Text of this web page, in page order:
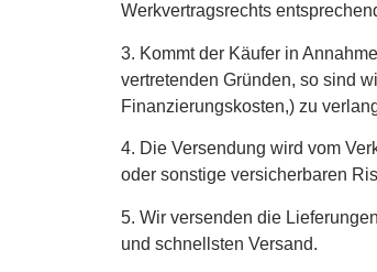
Werkvertragsrechts
3. Kommt der Käufer in
vertretenden Gründen, so sind
Finanzierungskosten,) zu
4. Die Versendung wird vom
oder sonstige versicherbaren
5. Wir versenden die
und schnellsten Versand.